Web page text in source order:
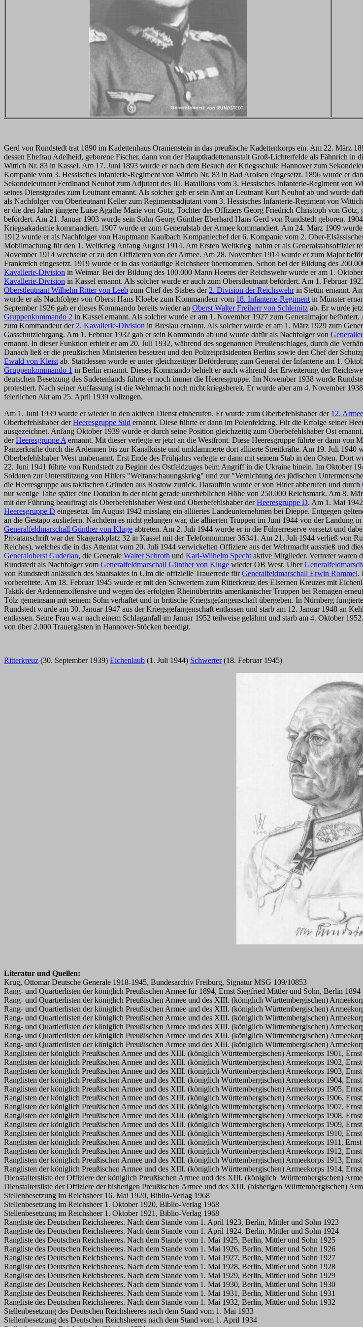
Gerd von Rundstedt trat 1890 im Kadettenhaus Oranienstein in das preußische Kadettenkorps ein. Am 22. März
dessen Ehefrau Adelheid, geborene Fischer, dann von der Hauptkadettenanstalt Groß-Lichterfelde als Fähnrich
Wittich Nr. 83 in Kassel. Am 17. Juni 1893 wurde er nach dem Besuch der Kriegsschule Hannover zum
Kompanie vom 3. Hessisches Infanterie-Regiment von Wittich Nr. 83 in Bad Arolsen eingesetzt. 1896 wurde er
Sekondeleutnant Ferdinand Neuhof zum Adjutant des III. Bataillons vom 3. Hessisches Infanterie-Regiment von
seines Dienstgrades zum Leutnant ernannt. Als solcher gab er sein Amt an Leutnant Kurt Neuhof ab und wurde
als Nachfolger von Oberleutnant Keller zum Regimentsadjutant vom 3. Hessisches Infanterie-Regiment von
er die drei Jahre jüngere Luise Agathe Marie von Götz, Tochter des Offiziers Georg Friedrich Christoph von
befördert. Am 21. Januar 1903 wurde sein Sohn Georg Günther Eberhard Hans Gerd von Rundstedt geboren.
Kriegsakademie kommandiert. 1907 wurde er zum Generalstab der Armee kommandiert. Am 24. März 1909
1912 wurde er als Nachfolger von Hauptmann Kaulbach Kompaniechef der 6. Kompanie vom 2. Ober-
Mobilmachung für den 1. Weltkrieg Anfang August 1914. Am Ersten Weltkrieg nahm er als Generalstabsoffizier
November 1914 wechselte er zu den Offizieren von der Armee. Am 28. November 1914 wurde er zum Major
Frankreich eingesetzt. 1919 wurde er in das vorläufige Reichsheer übernommen. Schon bei der Bildung des
Kavallerie-Division in Weimar. Bei der Bildung des 100.000 Mann Heeres der Reichswehr wurde er am 1.
Kavallerie-Division in Kassel ernannt. Als solcher wurde er auch zum Oberstleutnant befördert. Am 1. Februar
Oberstleutnant Wilhelm Ritter von Leeb zum Chef des Stabes der 2. Division der Reichswehrin Stettin ernannt.
wurde er als Nachfolger von Oberst Hans Kloebe zum Kommandeur vom 18. Infanterie-Regiment in Münster
September 1926 gab er dieses Kommando bereits wieder an Oberst Walter Freiherr von Schleinitz ab. Er wurde
Gruppenkommando 2 in Kassel ernannt. Als solcher wurde er am 1. November 1927 zum Generalmajor
zum Kommandeur der 2. Kavallerie-Division in Breslau ernannt. Als solcher wurde er am 1. März 1929 zum
Gasschutzlehrgang. Am 1. Februar 1932 gab er sein Kommando ab und wurde dafür als Nachfolger von
ernannt. In dieser Funktion erhielt er am 20. Juli 1932, während des sogenannen Preußenschlages, durch die
Danach ließ er die preußischen Ministerien besetzen und den Polizeipräsidenten Berlins sowie den Chef der
Ewald von Kleist ab. Stattdessen wurde er unter gleichzeitiger Beförderung zum General der Infanterie am 1.
Gruppenkommando 1 in Berlin ernannt. Dieses Kommando behielt er auch während der Erweiterung der
deutschen Besetzung des Sudetenlands führte er noch immer die Heeresgruppe. Im November 1938 wurde
protestiert. Nach seiner Auffassung ist die Wehrmacht noch nicht kriegsbereit. Er wurde aber am 4. November
feierlichen Akt am 25. April 1939 vollzogen.
Am 1. Juni 1939 wurde er wieder in den aktiven Dienst einberufen. Er wurde zum Oberbefehlshaber der 12. Armee
Oberbefehlshaber derHeeresgruppe Süd ernannt. Diese führte er dann im Polenfeldzug. Für die Erfolge seiner
ausgezeichnet. Anfang Oktober 1939 wurde er durch seine Position gleichzeitig zum Oberbefehlshaber Ost
derHeeresgruppe A ernannt. Mit dieser verlegte er jetzt an die Westfront. Diese Heeresgruppe führte er dann von
Panzerkräfte durch die Ardennen bis zur Kanalküste und umklammerte dort alliierte Streitkräfte. Am 19. Juli
Oberbefehlshaber West umbenannt. Erst Ende des Frühjahrs verlegte er dann mit seinem Stab in den Osten.
22. Juni 1941 führte von Rundstedt zu Beginn des Ostfeldzuges beim Angriff in die Ukraine hinein. Im Oktober
Soldaten zur Unterstützung von Hitlers "Weltanschauungskrieg" und zur "Vernichtung des jüdischen
die Heeresgruppe aus taktischen Gründen aus Rostow zurück. Daraufhin wurde er von Hitler abberufen und durch
nur wenige Tahe später eine Dotation in der nicht gerade unerheblichen Höhe von 250.000 Reichsmark. Am 8.
mit der Führung beauftragt als Oberbefehlshaber West und Oberbefehlshaber derHeeresgruppe D. Am 1. Mai
Heeresgruppe D eingesetzt. Im August 1942 misslang ein alliiertes Landeunternehmen bei Dieppe. Entgegen
an die Gestapo ausliefern. Nachdem es nicht gelungen war, die alliierten Truppen im Juni 1944 von der Landung
Generalfeldmarschall Günther von Kluge abtreten. Am 2. Juli 1944 wurde er in die Führerreserve versetzt und
Privatanschrift war der Skagerakplatz 32 in Kassel mit der Telefonnummer 36341. Am 21. Juli 1944 verließ von
Reiches), welches die in das Attentat vom 20. Juli 1944 verwickelten Offiziere aus der Wehrmacht ausstieß und
Generaloberst Guderian, die Generale Walter Schroth und Karl-Wilhelm Specht aktive Mitglieder. Vertreter waren
Rundstedt als Nachfolger vom Generalfeldmarschall Günther von Kluge wieder OB West. Über
von Rundstedt anlässlich des Staatsaktes in Ulm die offizielle Trauerrede fürGeneralfeldmarschall Erwin Rommel.
vorbereitete. Am 18. Februar 1945 wurde er mit den Schwertern zum Ritterkreuz des EIsernen Kreuzes mit
Taktik der Ardennenoffensive und wegen des erfolgten Rheinübertritts amerikanischer Truppen bei Remagen
Tölz gemeinsam mit seinem Sohn verhaftet und in britische Kriegsgefangenschaft übergeben. In Nürnberg
Rundstedt wurde am 30. Januar 1947 aus der Kriegsgefangenschaft entlassen und starb am 12. Januar 1948 an
entlassen. Seine Frau war nach einem Schlaganfall im Januar 1952 teilweise gelähmt und starb am 4. Oktober
von über 2.000 Trauergästen in Hannover-Stöcken beerdigt.
Ritterkreuz (30. September 1939) Eichenlaub (1. Juli 1944) Schwerter(18. Februar 1945)
Literatur und Quellen:
Krug, Ottomar Deutsche Generale 1918-1945, Bundesarchiv Freiburg, Signatur MSG 109/10853
Rang- und Quartierlisten der königlich Preußischen Armee für 1894, Ernst Siegfried Mittler und Sohn, Berlin 1894
Rang- und Quartierlisten der königlich Preußischen Armee und des XIII. (königlich Württembergischen)
Rang- und Quartierlisten der königlich Preußischen Armee und des XIII. (königlich Württembergischen)
Rang- und Quartierlisten der königlich Preußischen Armee und des XIII. (königlich Württembergischen)
Rang- und Quartierlisten der königlich Preußischen Armee und des XIII. (königlich Württembergischen)
Rang- und Quartierlisten der königlich Preußischen Armee und des XIII. (königlich Württembergischen)
Rang- und Quartierlisten der königlich Preußischen Armee und des XIII. (königlich Württembergischen)
Ranglisten der königlich Preußischen Armee und des XIII. (königlich Württembergischen) Armeekorps 1901,
Ranglisten der königlich Preußischen Armee und des XIII. (königlich Württembergischen) Armeekorps 1902,
Ranglisten der königlich Preußischen Armee und des XIII. (königlich Württembergischen) Armeekorps 1903,
Ranglisten der königlich Preußischen Armee und des XIII. (königlich Württembergischen) Armeekorps 1904,
Ranglisten der königlich Preußischen Armee und des XIII. (königlich Württembergischen) Armeekorps 1905,
Ranglisten der königlich Preußischen Armee und des XIII. (königlich Württembergischen) Armeekorps 1906,
Ranglisten der königlich Preußischen Armee und des XIII. (königlich Württembergischen) Armeekorps 1907,
Ranglisten der königlich Preußischen Armee und des XIII. (königlich Württembergischen) Armeekorps 1908,
Ranglisten der königlich Preußischen Armee und des XIII. (königlich Württembergischen) Armeekorps 1909,
Ranglisten der königlich Preußischen Armee und des XIII. (königlich Württembergischen) Armeekorps 1910,
Ranglisten der königlich Preußischen Armee und des XIII. (königlich Württembergischen) Armeekorps 1911,
Ranglisten der königlich Preußischen Armee und des XIII. (königlich Württembergischen) Armeekorps 1912,
Ranglisten der königlich Preußischen Armee und des XIII. (königlich Württembergischen) Armeekorps 1913,
Ranglisten der königlich Preußischen Armee und des XIII. (königlich Württembergischen) Armeekorps 1914,
Dienstaltersliste der Offiziere der königlich Preußischen Armee und des XIII. (königlich Württembergischen)
Dienstaltersliste der Offiziere der bisherigen Preußischen Armee und des XIII. (bisherigen Württembergischen)
Stellenbesetzung im Reichsheer 16. Mai 1920, Biblio-Verlag 1968
Stellenbesetzung im Reichsheer 1. Oktober 1920, Biblio-Verlag 1968
Stellenbesetzung im Reichsheer 1. Oktober 1921, Biblio-Verlag 1968
Rangliste des Deutschen Reichsheeres. Nach dem Stande vom 1. April 1923, Berlin, Mittler und Sohn 1923
Rangliste des Deutschen Reichsheeres. Nach dem Stande vom 1. April 1924, Berlin, Mittler und Sohn 1924
Rangliste des Deutschen Reichsheeres. Nach dem Stande vom 1. Mai 1925, Berlin, Mittler und Sohn 1925
Rangliste des Deutschen Reichsheeres. Nach dem Stande vom 1. Mai 1926, Berlin, Mittler und Sohn 1926
Rangliste des Deutschen Reichsheeres. Nach dem Stande vom 1. Mai 1927, Berlin, Mittler und Sohn 1927
Rangliste des Deutschen Reichsheeres. Nach dem Stande vom 1. Mai 1928, Berlin, Mittler und Sohn 1928
Rangliste des Deutschen Reichsheeres. Nach dem Stande vom 1. Mai 1929, Berlin, Mittler und Sohn 1929
Rangliste des Deutschen Reichsheeres. Nach dem Stande vom 1. Mai 1930, Berlin, Mittler und Sohn 1930
Rangliste des Deutschen Reichsheeres. Nach dem Stande vom 1. Mai 1931, Berlin, Mittler und Sohn 1931
Rangliste des Deutschen Reichsheeres. Nach dem Stande vom 1. Mai 1932, Berlin, Mittler und Sohn 1932
Stellenbesetzung des Deutschen Reichsheeres nach dem Stand vom 1. Mai 1933
Stellenbesetzung des Deutschen Reichsheeres nach dem Stand vom 1. April 1934